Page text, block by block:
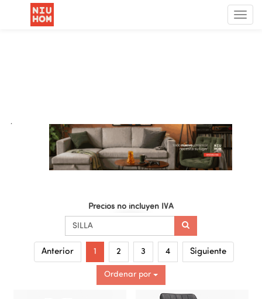
Menú
de
.
Precios no incluyen IVA
Anterior 1 2 3 4 Siguiente
Ordenar por